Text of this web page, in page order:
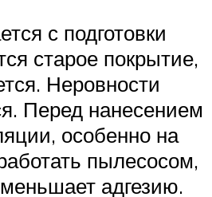
с подготовки
старое покрытие,
Неровности
Перед нанесением
особенно на
пылесосом,
адгезию.